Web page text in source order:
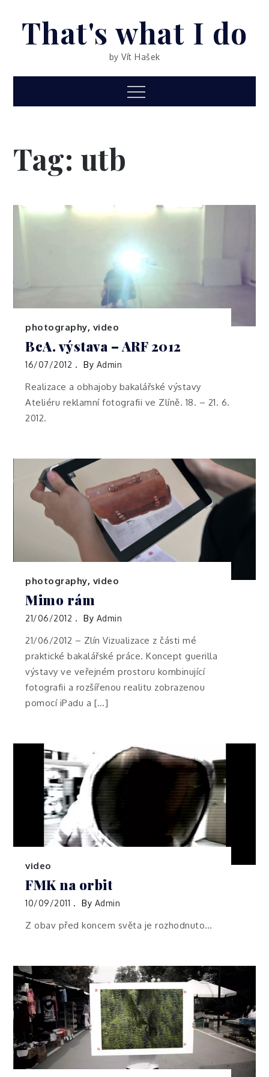
That's what I do
by Vít Hašek
Menu
Tag: utb
photography, video
BcA. výstava – ARF 2012
16/07/2012 By Admin
Realizace a obhajoby bakalářské výstavy
Ateliéru reklamní fotografii ve Zlíně. 18. – 21. 6.
2012.
photography, video
Mimo rám
21/06/2012 By Admin
21/06/2012 – Zlín Vizualizace z části mé
praktické bakalářské práce. Koncept guerilla
výstavy ve veřejném prostoru kombinující
fotografii a rozšířenou realitu zobrazenou
pomocí iPadu a […]
video
FMK na orbit
10/09/2011 By Admin
Z obav před koncem světa je rozhodnuto…